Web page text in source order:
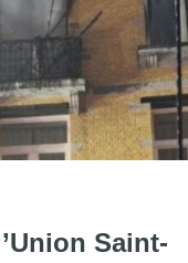
un incendie
Saint-